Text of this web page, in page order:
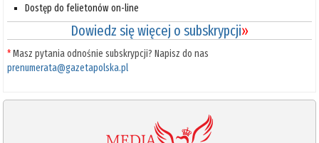
Dostęp do felietonów on-line
Dowiedz się więcej o subskrypcji»
*Masz pytania odnośnie subskrypcji? Napisz do nas
prenumerata@gazetapolska.pl